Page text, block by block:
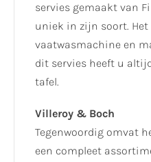
servies gemaakt van
uniek in zijn soort. Het
vaatwasmachine en
dit servies heeft u
tafel.
Villeroy & Boch
Tegenwoordig omvat
een compleet